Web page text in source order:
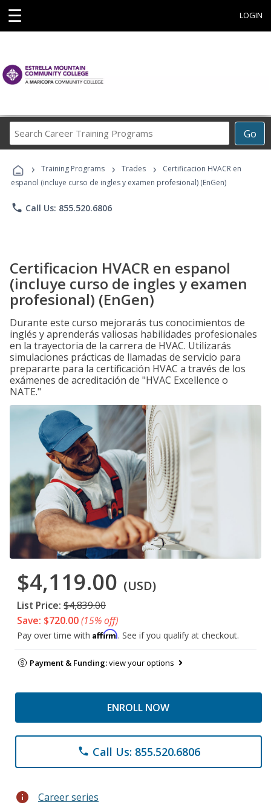
☰ LOGIN
Go
Career
Programs
› Training Programs › Trades ›
Certificacion HVACR en
espanol (incluye curso de ingles y examen profesional) (EnGen)
phone Call Us: 855.520.6806
Certificacion HVACR en espanol
(incluye curso de ingles y examen
profesional) (EnGen)
Durante este curso mejorarás tus conocimientos de
inglés y aprenderás valiosas habilidades profesionales
en la trayectoria de la carrera de HVAC. Utilizarás
simulaciones prácticas de llamadas de servicio para
prepararte para la certificación HVAC a través de los
exámenes de acreditación de "HVAC Excellence o
NATE."
$4,119.00 (USD)
List Price: $4,839.00
Save: $720.00(15% off)
Pay over time with Affirm. See if you qualify at checkout.
Payment & Funding:view your options
ENROLL NOW
phone Call Us: 855.520.6806
info Career series